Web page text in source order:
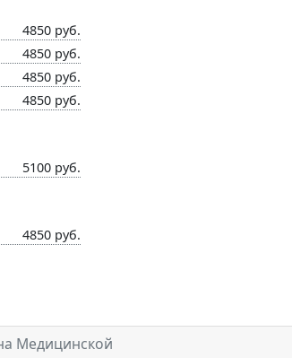
4850 руб.
4850 руб.
4850 руб.
4850 руб.
5100 руб.
4850 руб.
Медицинской